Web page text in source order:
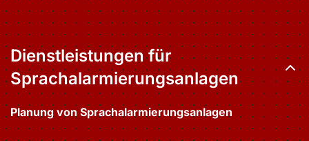
Dienstleistungen für
Sprachalarmierungsanlagen
Planung von Sprachalarmierungsanlagen